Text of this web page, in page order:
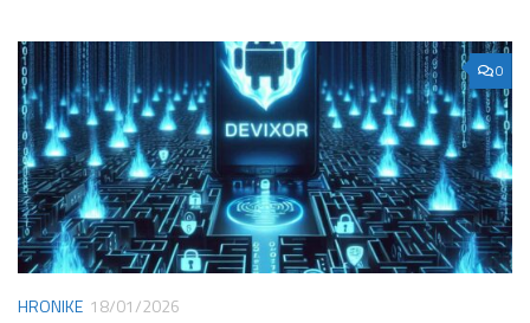
0
HRONIKE 18/01/2026